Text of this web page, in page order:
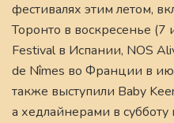
фестивалях этим летом,
Торонто в воскресенье (7
Festival в Испании, NOS
de Nîmes во Франции в
также выступили Baby
а хедлайнерами в субботу